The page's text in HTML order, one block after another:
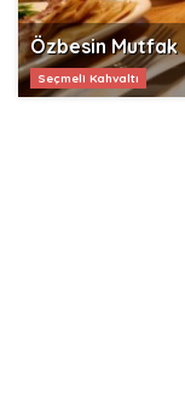
Özbesin Mutfak
Seçmeli Kahvaltı